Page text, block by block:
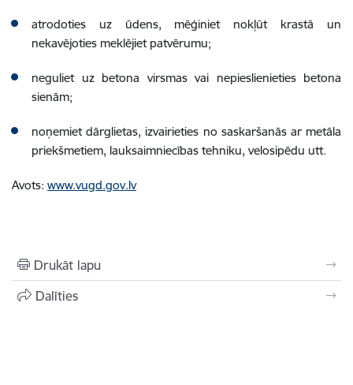
atrodoties uz ūdens, mēģiniet nokļūt krastā un
nekavējoties meklējiet patvērumu;
neguliet uz betona virsmas vai nepieslienieties betona
sienām;
noņemiet dārglietas, izvairieties no saskaršanās ar metāla
priekšmetiem, lauksaimniecības tehniku, velosipēdu utt.
Avots: www.vugd.gov.lv
Drukāt lapu
Dalīties